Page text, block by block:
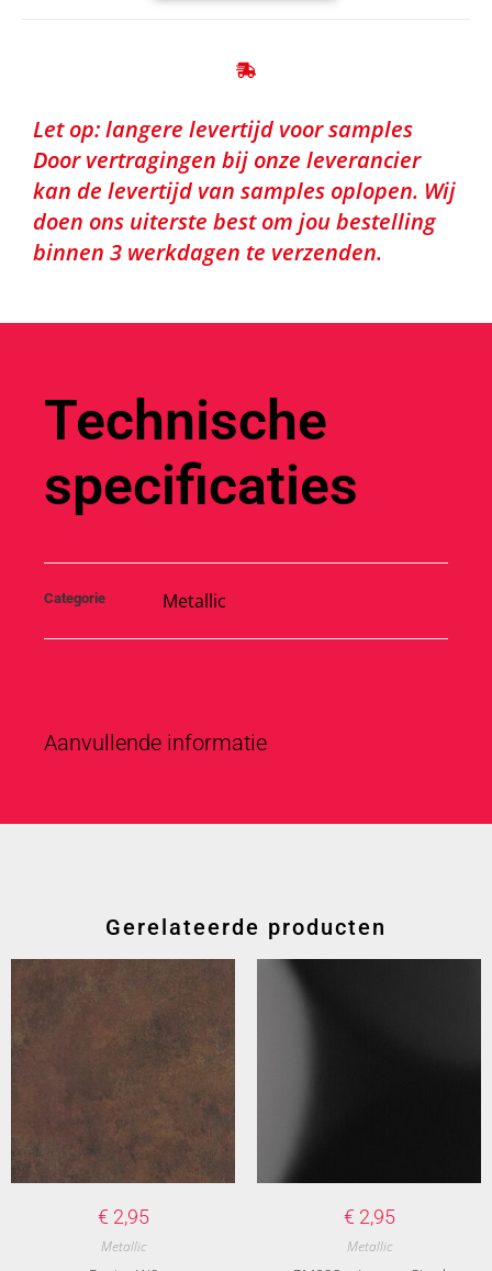
Let op: langere levertijd voor samples
Door vertragingen bij onze leverancier
kan de levertijd van samples oplopen. Wij
doen ons uiterste best om jou bestelling
binnen 3 werkdagen te verzenden.
Technische
specificaties
Categorie Metallic
Aanvullende informatie
Gerelateerde producten
€ 2,95
Metallic
€ 2,95
Metallic